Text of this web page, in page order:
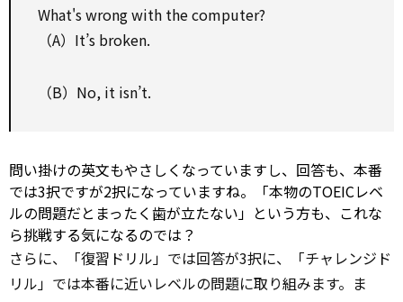
What's wrong with the computer?
（A）It’s broken.
（B）No, it isn’t.
問い掛けの英文もやさしくなっていますし、回答も、本番
では3択ですが2択になっていますね。「本物のTOEICレベ
ルの問題だとまったく歯が立たない」という方も、これな
ら挑戦する気になるのでは？
さらに、「復習ドリル」では回答が3択に、「チャレンジド
リル」では本番に近いレベルの問題に取り組みます。ま